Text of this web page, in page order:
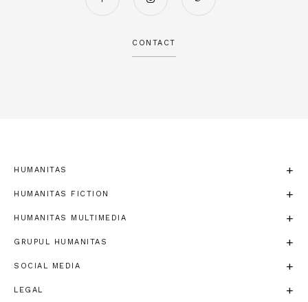
CONTACT
HUMANITAS
HUMANITAS FICTION
HUMANITAS MULTIMEDIA
GRUPUL HUMANITAS
SOCIAL MEDIA
LEGAL